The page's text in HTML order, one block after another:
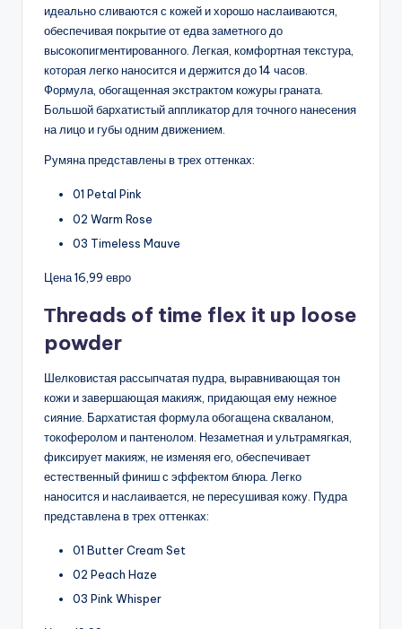
идеально сливаются с кожей и хорошо наслаиваются,
обеспечивая покрытие от едва заметного до
высокопигментированного. Легкая, комфортная текстура,
которая легко наносится и держится до 14 часов.
Формула, обогащенная экстрактом кожуры граната.
Большой бархатистый аппликатор для точного нанесения
на лицо и губы одним движением.
Румяна представлены в трех оттенках:
01 Petal Pink
02 Warm Rose
03 Timeless Mauve
Цена 16,99 евро
Тhreads of time flex it up loose
powder
Шелковистая рассыпчатая пудра, выравнивающая тон
кожи и завершающая макияж, придающая ему нежное
сияние. Бархатистая формула обогащена скваланом,
токоферолом и пантенолом. Незаметная и ультрамягкая,
фиксирует макияж, не изменяя его, обеспечивает
естественный финиш с эффектом блюра. Легко
наносится и наслаивается, не пересушивая кожу. Пудра
представлена в трех оттенках:
01 Butter Cream Set
02 Peach Haze
03 Pink Whisper